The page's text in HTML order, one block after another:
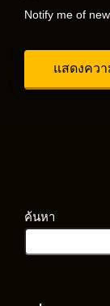
Notify me of
ค้นหา